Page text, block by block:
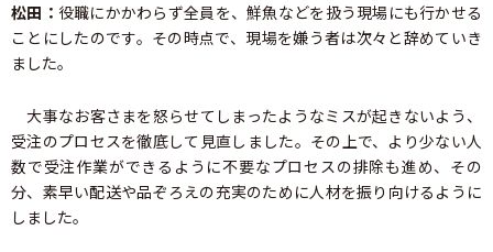
松田： 役職にかかわらず全員を、鮮魚などを扱う現場にも行かせる
ことにしたのです。その時点で、現場を嫌う者は次々と辞めていき
ました。
大事なお客さまを怒らせてしまったようなミスが起きないよう、
受注のプロセスを徹底して見直しました。その上で、より少ない人
数で受注作業ができるように不要なプロセスの排除も進め、その
分、素早い配送や品ぞろえの充実のために人材を振り向けるように
しました。